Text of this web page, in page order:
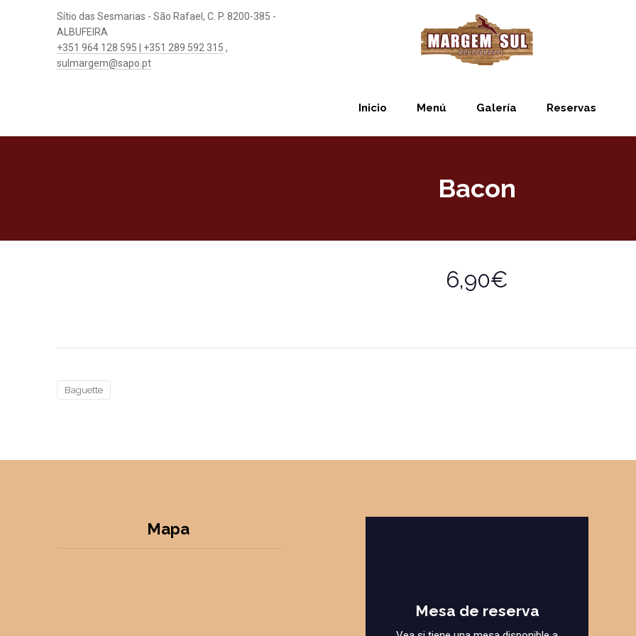
Sítio das Sesmarias - São Rafael, C. P. 8200-385 -
ALBUFEIRA
+351 964 128 595 | +351 289 592 315 ,
sulmargem@sapo.pt
Inicio Menú Galería Reservas
Bacon
6,90€
Baguette
Mapa
Mesa de reserva